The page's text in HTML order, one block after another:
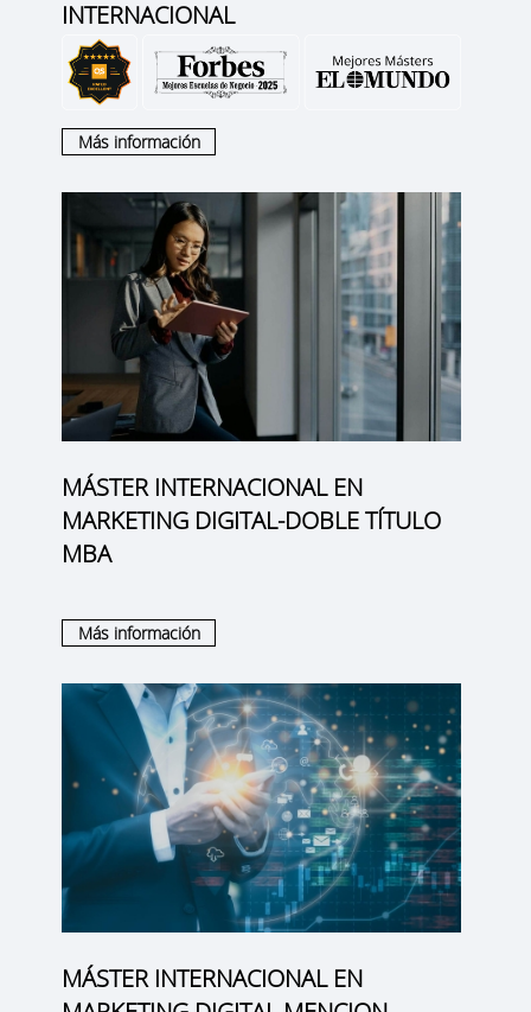
INTERNACIONAL
Más información
MÁSTER INTERNACIONAL EN
MARKETING DIGITAL-DOBLE TÍTULO
MBA
Más información
MÁSTER INTERNACIONAL EN